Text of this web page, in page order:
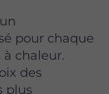
pour chaque
chaleur.
des
plus